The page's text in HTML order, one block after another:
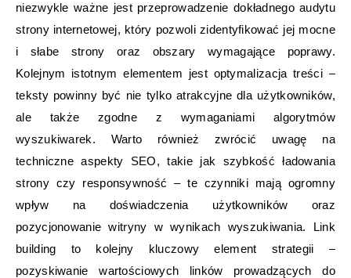
niezwykle ważne jest przeprowadzenie dokładnego audytu
strony internetowej, który pozwoli zidentyfikować jej mocne
i słabe strony oraz obszary wymagające poprawy.
Kolejnym istotnym elementem jest optymalizacja treści –
teksty powinny być nie tylko atrakcyjne dla użytkowników,
ale także zgodne z wymaganiami algorytmów
wyszukiwarek. Warto również zwrócić uwagę na
techniczne aspekty SEO, takie jak szybkość ładowania
strony czy responsywność – te czynniki mają ogromny
wpływ na doświadczenia użytkowników oraz
pozycjonowanie witryny w wynikach wyszukiwania. Link
building to kolejny kluczowy element strategii –
pozyskiwanie wartościowych linków prowadzących do